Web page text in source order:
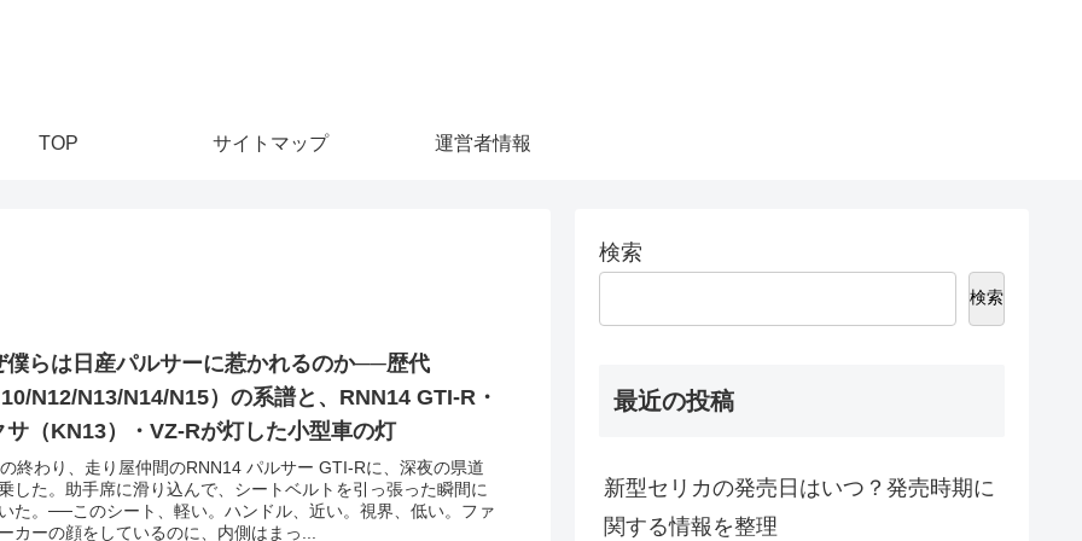
TOP サイトマップ 運営者情報
僕らは日産パルサーに惹かれるのか──歴代
N12/N13/N14/N15）の系譜と、RNN14 GTI-R・
サ（KN13）・VZ-Rが灯した小型車の灯
終わり、走り屋仲間のRNN14 パルサー GTI-Rに、深夜の県道
した。助手席に滑り込んで、シートベルトを引っ張った瞬間に
た。──このシート、軽い。ハンドル、近い。視界、低い。ファ
カーの顔をしているのに、内側はまっ...
検索
検索
最近の投稿
新型セリカの発売日はいつ？発売時期に
関する情報を整理